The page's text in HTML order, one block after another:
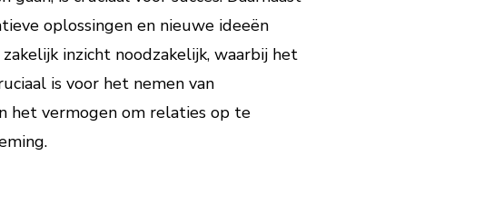
oplossingen en nieuwe ideeën
inzicht noodzakelijk, waarbij het
is voor het nemen van
het vermogen om relaties op te